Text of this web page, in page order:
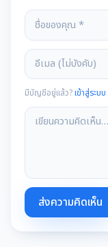
มีบัญชีอยู่แล้ว?เข้าสู่ระบบ
ส่งความคิดเห็น